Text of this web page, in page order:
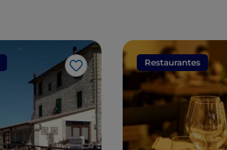
Me gusta
Restaurantes